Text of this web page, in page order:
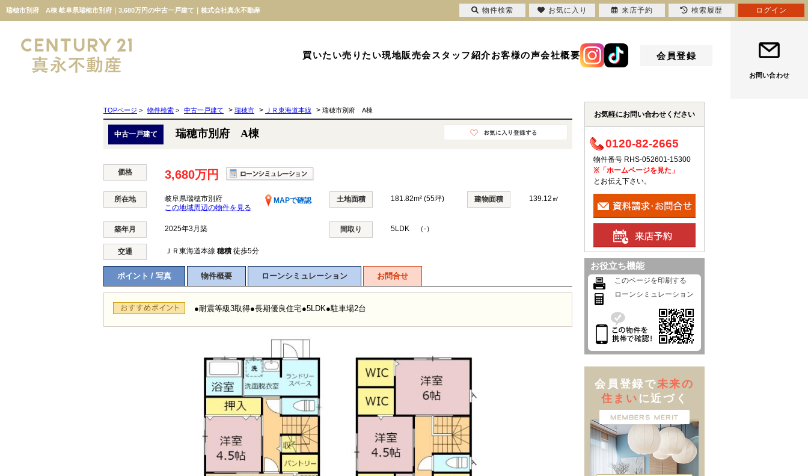
瑞穂市別府 A棟 岐阜県瑞穂市別府｜3,680万円の中古一戸建て｜株式会社真永不動産
買いたい売りたい現地販売会スタッフ紹介お客様の声会社概要 会員登録
お問い合わせ
TOPページ > 物件検索 > 中古一戸建て > 瑞穂市 > ＪＲ東海道本線 > 瑞穂市別府 A棟
中古一戸建て 瑞穂市別府 A棟
価格 3,680万円
所在地 岐阜県瑞穂市別府
MAPで確認
この地域周辺の物件を見る
土地面積 181.82m² (55坪) 建物面積 139.12㎡
築年月 2025年3月築 間取り 5LDK （-）
交通 ＪＲ東海道本線 穂積 徒歩5分
ポイント / 写真 物件概要 ローンシミュレーション お問合せ
●耐震等級3取得●長期優良住宅●5LDK●駐車場2台
お気軽にお問い合わせください
0120-82-2665
物件番号 RHS-052601-15300
※「ホームページを見た」
とお伝え下さい。
お役立ち機能
このページを印刷する
ローンシミュレーション
会員登録で未来の
住まい に近づく
物件検索 お気に入り 来店予約 検索履歴 ログイン